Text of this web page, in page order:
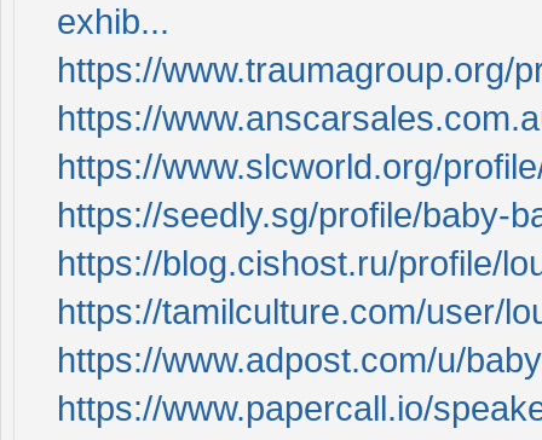
exhib...
https://www.traumagroup.org/
https://
https://www.slcworld.org/
https://seedly.sg/profile/baby-
https://blog.cishost.ru/profile/
https://tamilculture.com/user/
https://www.adpost.com/u/
https://www.papercall.io/